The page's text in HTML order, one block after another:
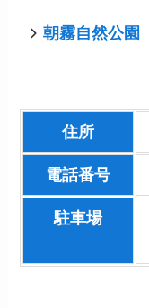
朝霧自然公園
住所
電話番号
駐車場